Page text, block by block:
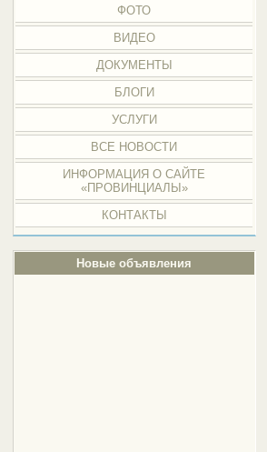
ФОТО
ВИДЕО
ДОКУМЕНТЫ
БЛОГИ
УСЛУГИ
ВСЕ НОВОСТИ
ИНФОРМАЦИЯ О САЙТЕ
«ПРОВИНЦИАЛЫ»
КОНТАКТЫ
Новые объявления